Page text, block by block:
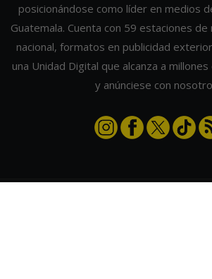
posicionándose como líder en medios
Guatemala. Cuenta con 59 estaciones
nacional, formatos en publicidad
una Unidad Digital que alcanza a
y anúnciese con